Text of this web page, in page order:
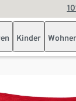
Kinder